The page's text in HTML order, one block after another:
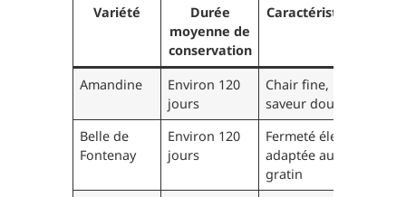
Variété
Durée
moyenne de
conservation
Caractéristiques
Amandine
Environ 120
jours
Chair fine,
saveur douce
Belle de
Fontenay
Environ 120
jours
Fermeté élevée,
adaptée au
gratin